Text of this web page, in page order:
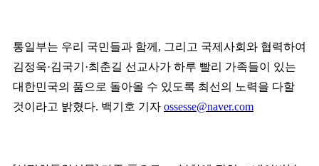
통일부는 우리 국민들과 함께 , 그리고 국제사회와 협력하여
김정욱·김국기 ·최춘길 선교사가 하루 빨리 가족들이 있는
대한민국의 품으로 돌아올 수 있도록 최선의 노력을 다할
것이라고 밝혔다. 백기호 기자 ossesse@naver.com